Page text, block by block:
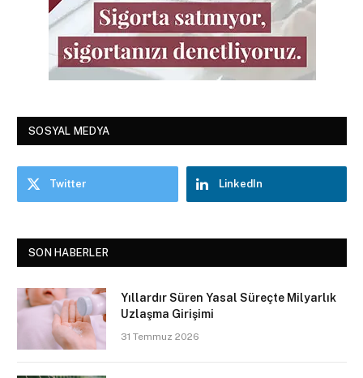
SOSYAL MEDYA
Twitter LinkedIn
SON HABERLER
Yıllardır Süren Yasal Süreçte Milyarlık
Uzlaşma Girişimi
31 Temmuz 2026